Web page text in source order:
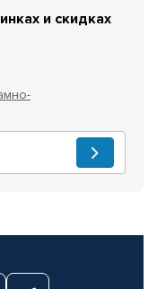
и скидках